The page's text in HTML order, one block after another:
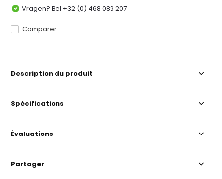
Vragen? Bel +32 (0) 468 089 207
Comparer
Description du produit
Spécifications
Évaluations
Partager